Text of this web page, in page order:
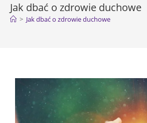
Jak dbać o zdrowie duchowe
> Jak dbać o zdrowie duchowe